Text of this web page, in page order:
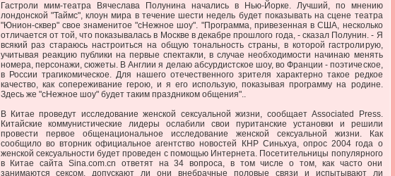
Гастроли мим-театра Вячеслава Полунина начались в Нью-Йорке. Лучший, по мнению
лондонской "Таймс", клоун мира в течение шести недель будет показывать на сцене театра
"Юнион-сквер" свое знаменитое "сНежное шоу". "Программа, привезенная в США, несколько
отличается от той, что показывалась в Москве в декабре прошлого года, - сказал Полунин. - Я
всякий раз стараюсь настроиться на общую тональность страны, в которой гастролирую,
учитывая реакцию публики на первые спектакли, в случае необходимости начинаю менять
номера, персонажи, сюжеты. В Англии я делаю абсурдистское шоу, во Франции - поэтическое,
в России трагикомическое. Для нашего отечественного зрителя характерно такое редкое
качество, как сопереживание герою, и я его использую, показывая программу на родине.
Здесь же "сНежное шоу" будет таким праздником общения"..
В Китае проведут исследование женской сексуальной жизни, сообщает Associated Press.
Китайские коммунистические лидеры ослабили свои пуританские установки и решили
провести первое общенациональное исследование женской сексуальной жизни. Как
сообщило во вторник официальное агентство новостей КНР Синьхуа, опрос 2004 года о
женской сексуальности будет проведен с помощью Интернета. Посетительницы популярного
в Китае сайта Sina.com.cn ответят на 34 вопроса, в том числе о том, как часто они
занимаются сексом, допускают ли они внебрачные половые связи и испытывают ли